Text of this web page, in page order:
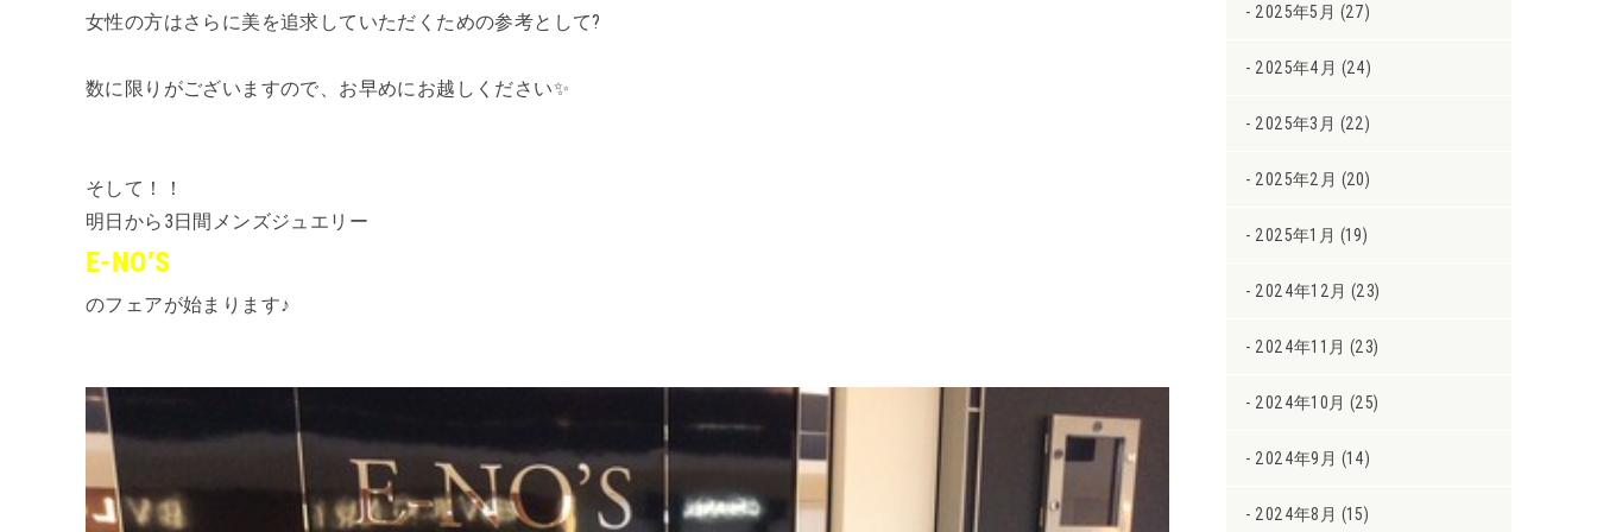
女性の方はさらに美を追求していただくための参考として?
数に限りがございますので、お早めにお越しください✨
そして！！
明日から3日間メンズジュエリー
E-NO′S
のフェアが始まります♪
2025年5月 (27)
2025年4月 (24)
2025年3月 (22)
2025年2月 (20)
2025年1月 (19)
2024年12月 (23)
2024年11月 (23)
2024年10月 (25)
2024年9月 (14)
2024年8月 (15)